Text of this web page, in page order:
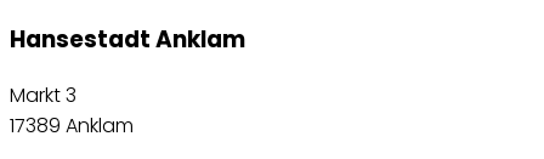
Hansestadt Anklam
Markt 3
17389 Anklam